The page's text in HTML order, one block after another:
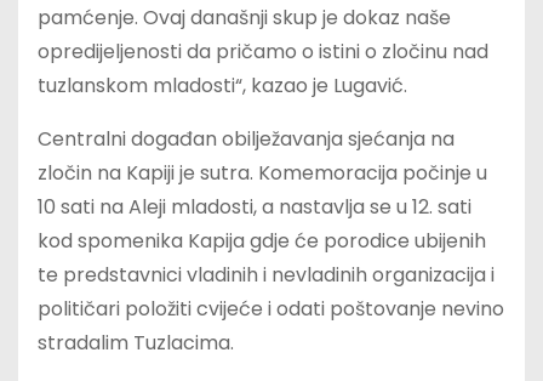
pamćenje. Ovaj današnji skup je dokaz naše
opredijeljenosti da pričamo o istini o zločinu nad
tuzlanskom mladosti“, kazao je Lugavić.
Centralni događan obilježavanja sjećanja na
zločin na Kapiji je sutra. Komemoracija počinje u
10 sati na Aleji mladosti, a nastavlja se u 12. sati
kod spomenika Kapija gdje će porodice ubijenih
te predstavnici vladinih i nevladinih organizacija i
političari položiti cvijeće i odati poštovanje nevino
stradalim Tuzlacima.